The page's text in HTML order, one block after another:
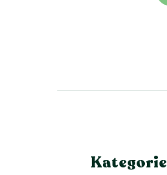
Kategorie